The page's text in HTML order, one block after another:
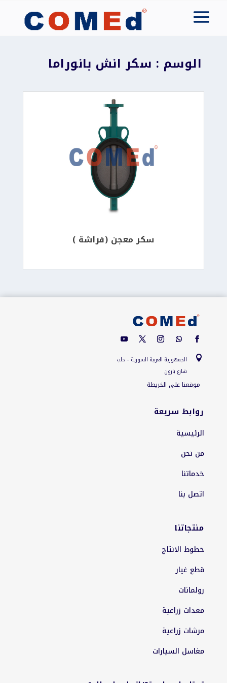
الوسم : سكر انش بانوراما
سكر معجن (فراشة )

الجمهورية العربية السورية – حلب
شارع بارون
موقعنا على الخريطة
روابط سريعة
الرئيسية
من نحن
خدماتنا
اتصل بنا
منتجاتنا
خطوط الانتاج
قطع غيار
رولمانات
معدات زراعية
مرشات زراعية
مغاسل السيارات